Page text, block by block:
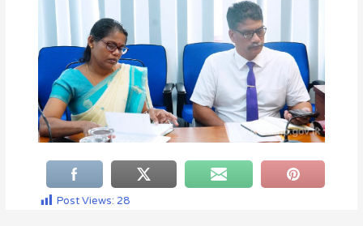
Post Views: 28